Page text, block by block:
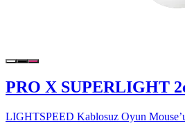
PRO X SUPERLIGHT
LIGHTSPEED Kablosuz Oyun